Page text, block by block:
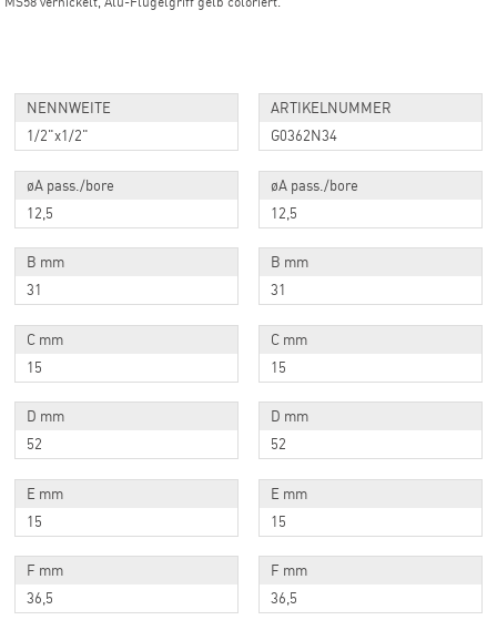
NENNWEITE
1/2"x1/2"
ARTIKELNUMMER
G0362N34
øA pass./bore
12,5
øA pass./bore
12,5
B mm
31
B mm
31
C mm
15
C mm
15
D mm
52
D mm
52
E mm
15
E mm
15
F mm
36,5
F mm
36,5